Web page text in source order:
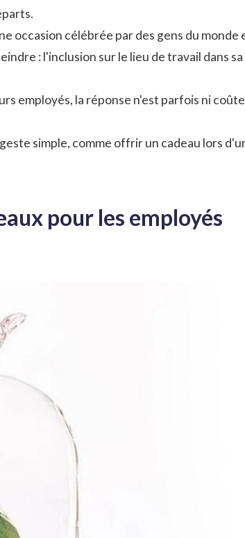
occasion célébrée par des gens du monde
: l'inclusion sur le lieu de travail dans
employés, la réponse n'est parfois ni
simple, comme offrir un cadeau lors
pour les employés